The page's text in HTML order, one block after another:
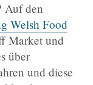
Auf den
Welsh Food
Market und
über
und diese